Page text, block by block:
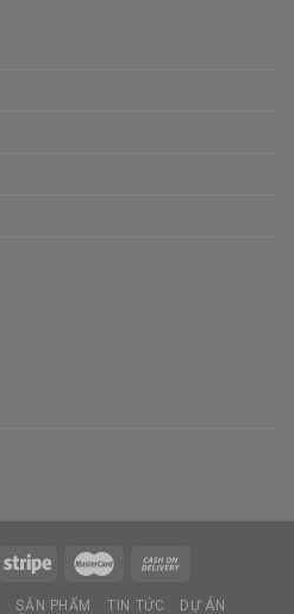
SẢN PHẨM TIN TỨC
DỰ ÁN